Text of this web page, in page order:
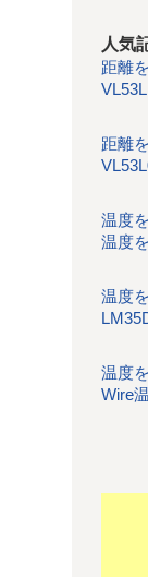
人気
距離
距離
温度
温度
温度
温度
Wire